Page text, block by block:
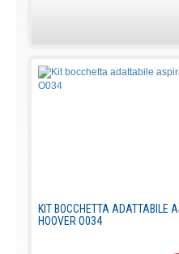
KIT BOCCHETTA ADATTABILE
HOOVER O034